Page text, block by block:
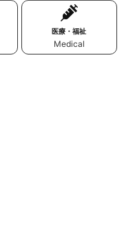
医療・福祉
Medical